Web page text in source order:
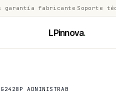
garantía fabricante Soporte
LPinnova.
ADNINISTRAB